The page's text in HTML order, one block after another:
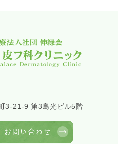
3-21-9 第3島光ビル5階
お問い合わせ